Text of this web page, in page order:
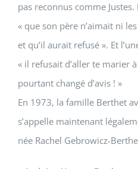
pas reconnus comme Justes.
« que son père n’aimait ni
et qu’il aurait refusé ». Et
« il refusait d’aller te marier
pourtant changé d’avis ! »
En 1973, la famille Berthet
s’appelle maintenant
née Rachel Gebrowicz-